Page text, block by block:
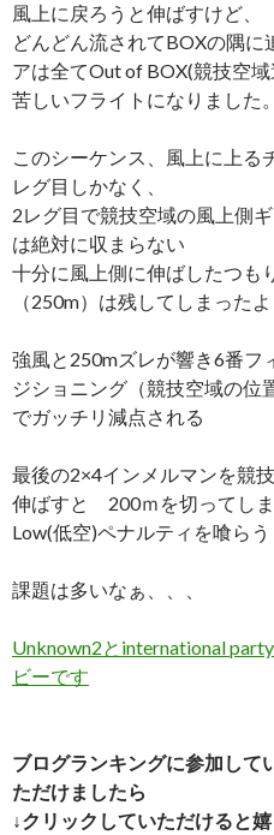
風上に戻ろうと伸ばすけど、
どんどん流されてBOXの隅に
アは全てOut of BOX(競技空域
苦しいフライトになりました。
このシーケンス、風上に上る
レグ目しかなく、
2レグ目で競技空域の風上側
は絶対に収まらない
十分に風上側に伸ばしたつも
（250m）は残してしまった
強風と250mズレが響き6番フ
ジショニング（競技空域の位
でガッチリ減点される
最後の2×4インメルマンを競
伸ばすと 200ｍを切ってし
Low(低空)ペナルティを喰らう
課題は多いなぁ、、、
Unknown2とinternational
ビーです
ブログランキングに参加して
ただけましたら
↓クリックしていただけると嬉